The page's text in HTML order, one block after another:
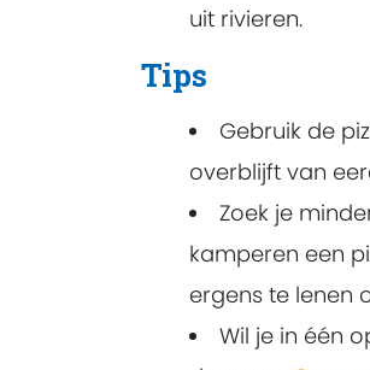
uit rivieren.
Tips
Gebruik de
overblijft van
Zoek je
kamperen een
ergens te lenen
Wil je in één